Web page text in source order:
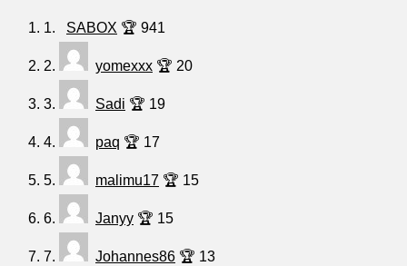
1. SABOX 🏆 941
2. yomexxx 🏆 20
3. Sadi 🏆 19
4. paq 🏆 17
5. malimu17 🏆 15
6. Janyy 🏆 15
7. Johannes86 🏆 13